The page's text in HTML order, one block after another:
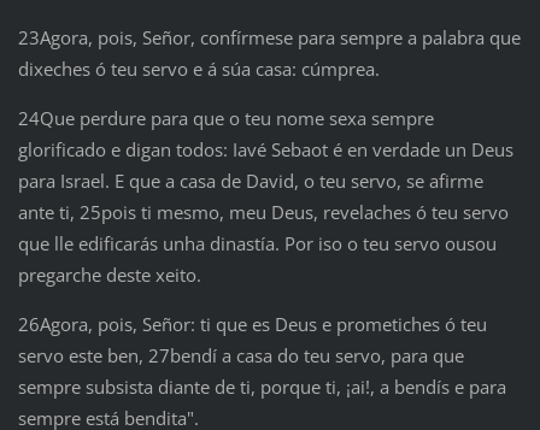
23Agora, pois, Señor, confírmese para sempre a palabra que
dixeches ó teu servo e á súa casa: cúmprea.
24Que perdure para que o teu nome sexa sempre
glorificado e digan todos: Iavé Sebaot é en verdade un Deus
para Israel. E que a casa de David, o teu servo, se afirme
ante ti, 25pois ti mesmo, meu Deus, revelaches ó teu servo
que lle edificarás unha dinastía. Por iso o teu servo ousou
pregarche deste xeito.
26Agora, pois, Señor: ti que es Deus e prometiches ó teu
servo este ben, 27bendí a casa do teu servo, para que
sempre subsista diante de ti, porque ti, ¡ai!, a bendís e para
sempre está bendita".